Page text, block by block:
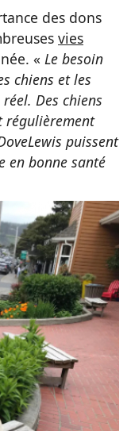
des dons
vies
« Le besoin
chiens et les
Des chiens
régulièrement
puissent
en bonne santé